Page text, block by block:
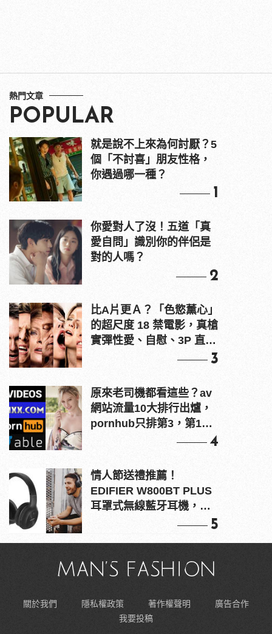
熱門文章
POPULAR
就是說不上來為何討厭？5
個「不討喜」朋友性格，
你遇過哪一種？
1
你愛對人了沒！五道「真
愛自問」識別你的伴侶是
對的人嗎？
2
比A片更Ａ？「色慾薰心」
的超尺度 18 禁電影，真槍
實彈性愛、自慰、3P 直接
3
原來老司機都看這些？av
網站流量10大排行出爐，
pornhub只排第3，第1名
4
情人節送禮推薦！
EDIFIER W800BT PLUS
耳罩式無線藍牙耳機，在
5
關於我們 隱私權政策 著作權聲明
廣告合作
我要投稿